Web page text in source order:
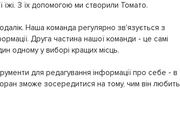
їжі. З їх допомогою ми створили Томато.
Наша команда регулярно зв'язується з
Друга частина нашої команди - це самі
одному у виборі кращих місць.
для редагування інформації про себе - в
зможе зосередитися на тому, чим він любить